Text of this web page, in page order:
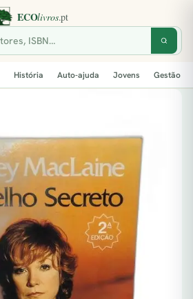
História Auto-ajuda Jovens Gestão